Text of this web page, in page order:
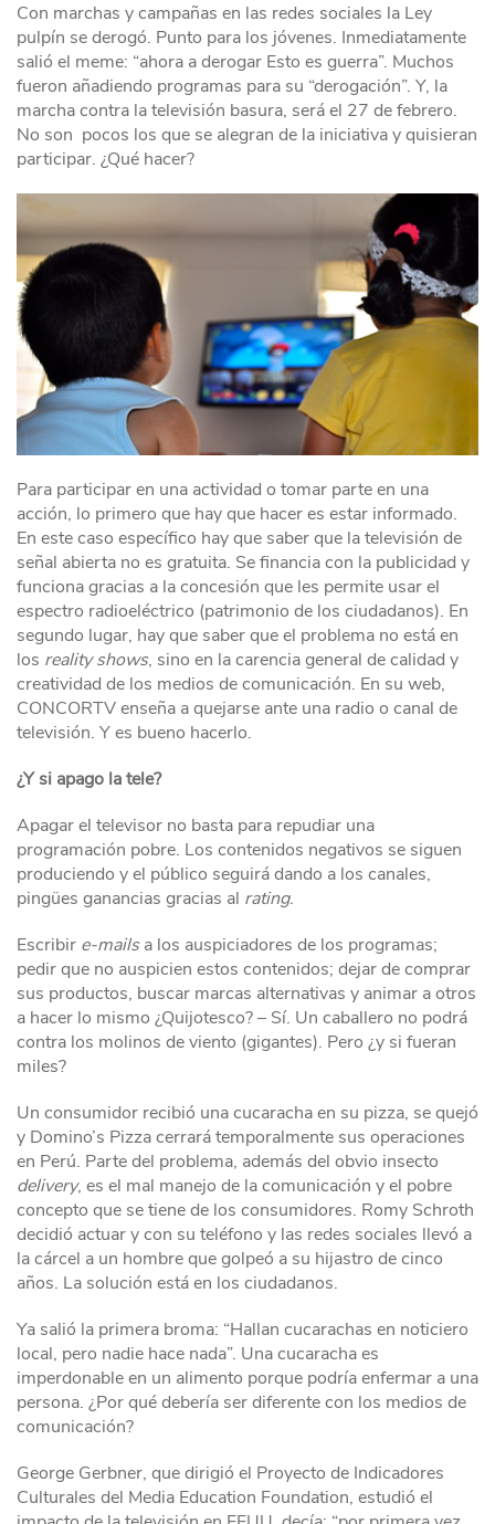
Con marchas y campañas en las redes sociales la Ley
pulpín se derogó. Punto para los jóvenes. Inmediatamente
salió el meme: “ahora a derogar Esto es guerra”. Muchos
fueron añadiendo programas para su “derogación”. Y, la
marcha contra la televisión basura, será el 27 de febrero.
No son pocos los que se alegran de la iniciativa y quisieran
participar. ¿Qué hacer?
Para participar en una actividad o tomar parte en una
acción, lo primero que hay que hacer es estar informado.
En este caso específico hay que saber que la televisión de
señal abierta no es gratuita. Se financia con la publicidad y
funciona gracias a la concesión que les permite usar el
espectro radioeléctrico (patrimonio de los ciudadanos). En
segundo lugar, hay que saber que el problema no está en
los reality shows, sino en la carencia general de calidad y
creatividad de los medios de comunicación. En su web,
CONCORTV enseña a quejarse ante una radio o canal de
televisión. Y es bueno hacerlo.
¿Y si apago la tele?
Apagar el televisor no basta para repudiar una
programación pobre. Los contenidos negativos se siguen
produciendo y el público seguirá dando a los canales,
pingües ganancias gracias al rating.
Escribir e-mailsa los auspiciadores de los programas;
pedir que no auspicien estos contenidos; dejar de comprar
sus productos, buscar marcas alternativas y animar a otros
a hacer lo mismo ¿Quijotesco? – Sí. Un caballero no podrá
contra los molinos de viento (gigantes). Pero ¿y si fueran
miles?
Un consumidor recibió una cucaracha en su pizza, se quejó
y Domino’s Pizza cerrará temporalmente sus operaciones
en Perú. Parte del problema, además del obvio insecto
delivery, es el mal manejo de la comunicación y el pobre
concepto que se tiene de los consumidores. Romy Schroth
decidió actuar y con su teléfono y las redes sociales llevó a
la cárcel a un hombre que golpeó a su hijastro de cinco
años. La solución está en los ciudadanos.
Ya salió la primera broma: “Hallan cucarachas en noticiero
local, pero nadie hace nada”. Una cucaracha es
imperdonable en un alimento porque podría enfermar a una
persona. ¿Por qué debería ser diferente con los medios de
comunicación?
George Gerbner, que dirigió el Proyecto de Indicadores
Culturales del Media Education Foundation, estudió el